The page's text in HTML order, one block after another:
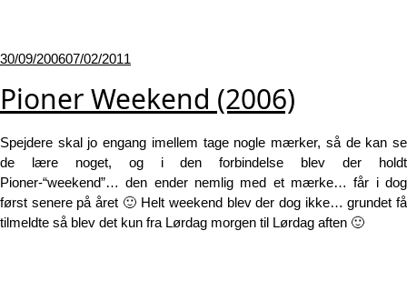
Udgivet
30/09/200607/02/2011
Pioner Weekend (2006)
Spejdere skal jo engang imellem tage nogle mærker, så de kan se
de lære noget, og i den forbindelse blev der holdt
Pioner-“weekend”… den ender nemlig med et mærke… får i dog
først senere på året 🙂 Helt weekend blev der dog ikke… grundet få
tilmeldte så blev det kun fra Lørdag morgen til Lørdag aften 🙂